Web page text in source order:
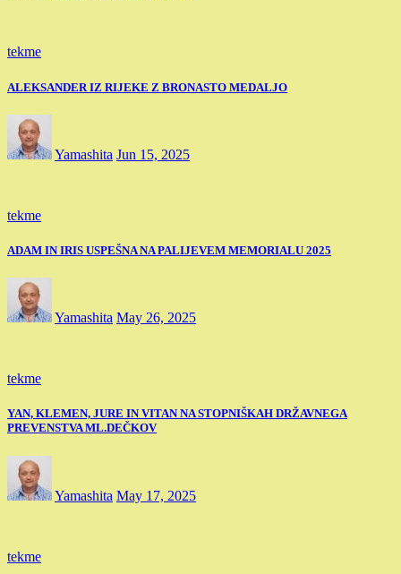
tekme
ALEKSANDER IZ RIJEKE Z BRONASTO MEDALJO
Yamashita Jun 15, 2025
tekme
ADAM IN IRIS USPEŠNA NA PALIJEVEM MEMORIALU 2025
Yamashita May 26, 2025
tekme
YAN, KLEMEN, JURE IN VITAN NA STOPNIŠKAH DRŽAVNEGA
PREVENSTVA ML.DEČKOV
Yamashita May 17, 2025
tekme